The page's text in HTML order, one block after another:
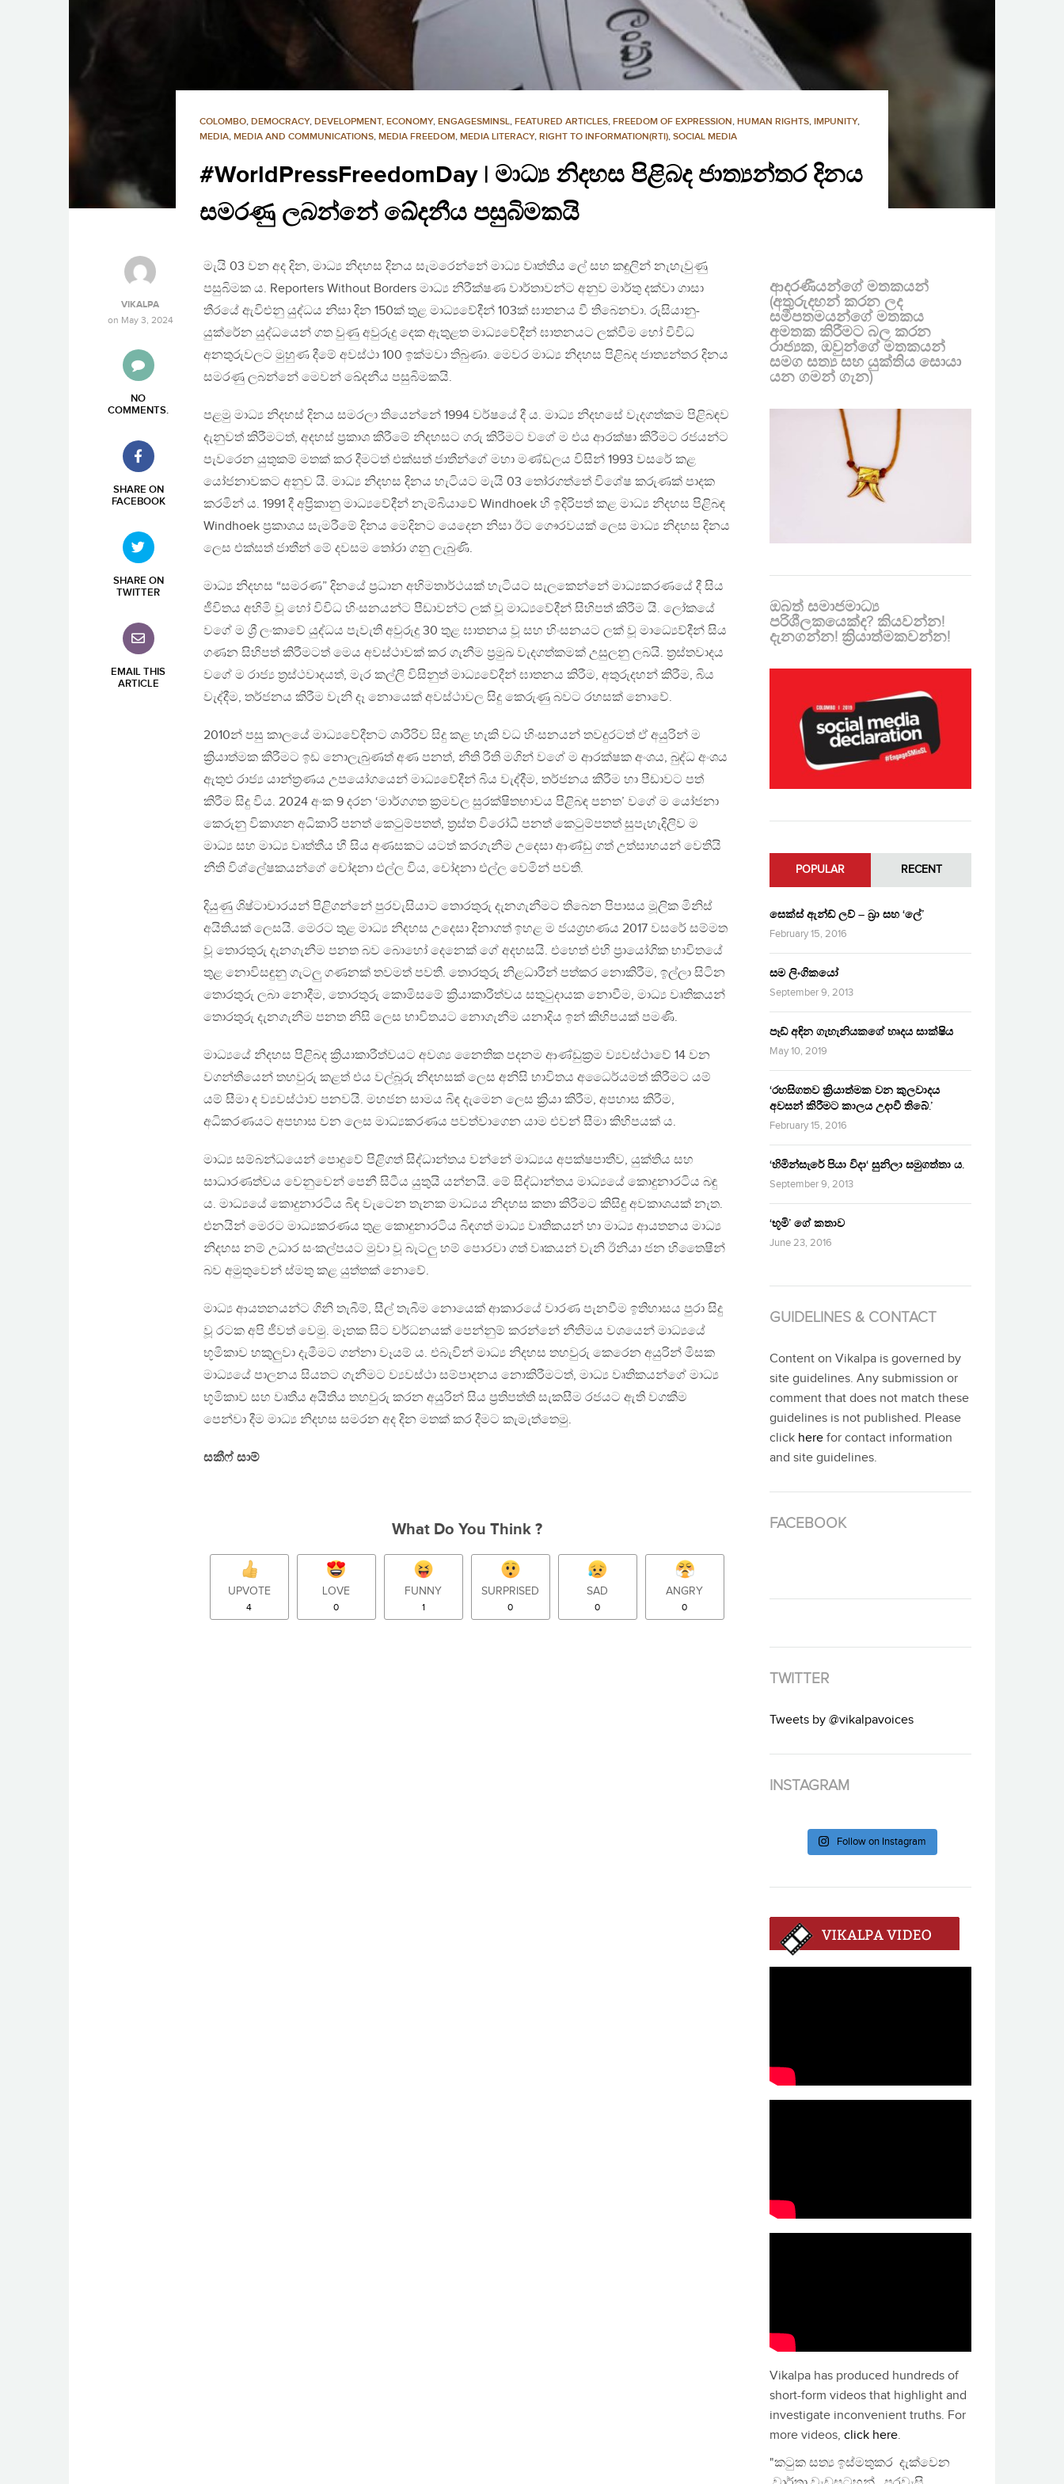
COLOMBO, DEMOCRACY, DEVELOPMENT, ECONOMY, ENGAGESMINSL, FEATURED ARTICLES, FREEDOM OF EXPRESSION, HUMAN RIGHTS, IMPUNITY,
MEDIA, MEDIA AND COMMUNICATIONS, MEDIA FREEDOM, MEDIA LITERACY, RIGHT TO INFORMATION(RTI), SOCIAL MEDIA
#WorldPressFreedomDay | මාධ්‍ය නිදහස පිළිබද ජාත්‍යන්තර දිනය
සමරණු ලබන්නේ ඛේදනීය පසුබිමකයි
VIKALPA
on May 3, 2024
NO
COMMENTS.
SHARE ON
FACEBOOK
SHARE ON
TWITTER
EMAIL THIS
ARTICLE
මැයි 03 වන අද දින, මාධ්‍ය නිදහස දිනය සැමරෙන්නේ මාධ්‍ය වෘත්තිය ලේ සහ කඳුලින් නැහැවුණු
පසුබිමක ය. Reporters Without Borders මාධ්‍ය නිරීක්ෂණ වාර්තාවන්ට අනුව මාර්තු දක්වා ගාසා
තීරයේ ඇවිළුනු යුද්ධය නිසා දින 150ක් තුළ මාධ්‍යවේදීන් 103ක් ඝාතනය වී තිබෙනවා. රුසියානු-
යුක්රේන යුද්ධයෙන් ගත වුණු අවුරුදු දෙක ඇතුළත මාධ්‍යවේදීන් ඝාතනයට ලක්වීම හෝ විවිධ
අනතුරුවලට මුහුණ දීමේ අවස්ථා 100 ඉක්මවා තිබුණා. මෙවර මාධ්‍ය නිදහස පිළිබද ජාත්‍යන්තර දිනය
සමරණු ලබන්නේ මෙවන් ඛේදනීය පසුබිමකයි.
පළමු මාධ්‍ය නිදහස් දිනය සමරලා තියෙන්නේ 1994 වර්ෂයේ දී ය. මාධ්‍ය නිදහසේ වැදගත්කම පිළිබඳව
දැනුවත් කිරීමටත්, අදහස් ප්‍රකාශ කිරීමේ නිදහසට ගරු කිරීමට වගේ ම එය ආරක්ෂා කිරීමට රජයන්ට
පැවරෙන යුතුකම් මතක් කර දීමටත් එක්සත් ජාතීන්ගේ මහා මණ්ඩලය විසින් 1993 වසරේ කළ
යෝජනාවකට අනුව යි. මාධ්‍ය නිදහස දිනය හැටියට මැයි 03 තෝරගත්තේ විශේෂ කරුණක් පාදක
කරමින් ය. 1991 දී අප්‍රිකානු මාධ්‍යවේදීන් නැම්බියාවේ Windhoek හි ඉදිරිපත් කළ මාධ්‍ය නිදහස පිළිබඳ
Windhoek ප්‍රකාශය සැමරීමේ දිනය මෙදිනට යෙදෙන නිසා ඊට ගෞරවයක් ලෙස මාධ්‍ය නිදහස දිනය
ලෙස එක්සත් ජාතීන් මේ දවසම තෝරා ගනු ලැබුණි.
මාධ්‍ය නිදහස “සමරණ” දිනයේ ප්‍රධාන අභිමතාර්ථයක් හැටියට සැලකෙන්නේ මාධ්‍යකරණයේ දී සිය
ජීවිතය අහිමි වූ හෝ විවිධ හිංසනයන්ට පීඩාවන්ට ලක් වූ මාධ්‍යවේදීන් සිහිපත් කිරීම යි. ලෝකයේ
වගේ ම ශ්‍රී ලංකාවේ යුද්ධය පැවැති අවුරුදු 30 තුළ ඝාතනය වූ සහ හිංසනයට ලක් වූ මාධ්‍යෙව්දීන් සිය
ගණන සිහිපත් කිරීමටත් මෙය අවස්ථාවක් කර ගැනීම ප්‍රමුඛ වැදගත්කමක් උසුලනු ලබයි. ත්‍රස්තවාදය
වගේ ම රාජ්‍ය ත්‍රස්ථවාදයත්, මැර කල්ලි විසිනුත් මාධ්‍යවේදීන් ඝාතනය කිරීම, අතුරුදහන් කිරීම, බිය
වැද්දීම, තර්ජනය කිරීම වැනි දෑ නොයෙක් අවස්ථාවල සිදු කෙරුණු බවට රහසක් නොවේ.
2010න් පසු කාලයේ මාධ්‍යවේදීනට ශාරීරිව සිදු කළ හැකි වධ හිංසනයන් තවදුරටත් ඒ අයුරින් ම
ක්‍රියාත්මක කිරීමට ඉඩ නොලැබුණත් අණ පනත්, නීති රීති මගින් වගේ ම ආරක්ෂක අංශය, බුද්ධ අංශය
ඇතුළු රාජ්‍ය යාන්ත්‍රණය උපයෝගයෙන් මාධ්‍යවේදීන් බිය වැද්දීම, තර්ජනය කිරීම හා පීඩාවට පත්
කිරීම සිදු විය. 2024 අංක 9 දරන ‘මාර්ගගත ක්‍රමවල සුරක්ෂිතභාවය පිළිබඳ පනත’ වගේ ම යෝජනා
කෙරුනු විකාශන අධිකාරි පනත් කෙටුම්පතත්, ත්‍රස්ත විරෝධී පනත් කෙටුම්පතත් සුපැහැදිලිව ම
මාධ්‍ය සහ මාධ්‍ය වෘත්තීය හී සිය අණසකට යටත් කරගැනීම උදෙසා ආණ්ඩු ගත් උත්සාහයන් වෙතියි
නීති විශ්ලේෂකයන්ගේ චෝදනා එල්ල විය‍, චෝදනා එල්ල වෙමින් පවතී.
දියුණු ශිෂ්ටාචාරයන් පිළිගන්නේ පුරවැසියාට තොරතුරු දැනගැනීමට තිබෙන පිපාසය මූලික මිනිස්
අයිතියක් ලෙසයි. මෙරට තුළ මාධ්‍ය නිදහස උදෙසා දිනාගත් ඉහළ ම ජයග්‍රහණය 2017 වසරේ සම්මත
වූ තොරතුරු දැනගැනීම පනත බව බොහෝ දෙනෙක් ගේ අදහසයි. එහෙත් එහි ප්‍රායෝගික භාවිතයේ
තුළ නොවිසඳුනු ගැටලු ගණනක් තවමත් පවතී. තොරතුරු නිළධාරීන් පත්කර නොකිරීම, ඉල්ලා සිටින
තොරතුරු ලබා නොදීම, තොරතුරු කොමිසමේ ක්‍රියාකාරීත්වය සතුටුදායක නොවීම, මාධ්‍ය වෘතිකයන්
තොරතුරු දැනගැනීම පනත නිසි ලෙස භාවිතයට නොගැනීම යනාදිය ඉන් කිහිපයක් පමණි.
මාධ්‍යයේ නිදහස පිළිබද ක්‍රියාකාරීත්වයට අවශ්‍ය නෛතික පදනම ආණ්ඩුක්‍රම ව්‍යවස්ථාවේ 14 වන
වගන්තියෙන් තහවුරු කළත් එය වල්බූරු නිදහසක් ලෙස අනිසි භාවිතය අධෛර්යමත් කිරීමට යම්
යම් සීමා ද ව්‍යවස්ථාව පනවයි. මහජන සාමය බිඳ දැමෙන ලෙස ක්‍රියා කිරීම, අපහාස කිරීම,
අධිකරණයට අපහාස වන ලෙස මාධ්‍යකරණය පවත්වාගෙන යාම එවන් සීමා කිහිපයක් ය.
මාධ්‍ය සම්බන්ධයෙන් පොදුවේ පිළිගත් සිද්ධාන්තය වන්නේ මාධ්‍යය අපක්ෂපාතීව, යුක්තිය සහ
සාධාරණත්වය වෙනුවෙන් පෙනී සිටීය යුතුයි යන්නයි. මේ සිද්ධාන්තය මාධ්‍යයේ කොදුනාරටිය බඳු
ය. මාධ්‍යයේ කොදුනාරටිය බිඳ වැටෙන තැනක මාධ්‍යය නිදහස කතා කිරීමට කිසිඳු අවකාශයක් නැත.
එනයින් මෙරට මාධ්‍යකරණය තුළ කොදුනාරටිය බිඳගත් මාධ්‍ය වෘතිකයන් හා මාධ්‍ය ආයතනය මාධ්‍ය
නිදහස නම් උධාර සංකල්පයට මුවා වූ බැටලු හම් පොරවා ගත් වෘකයන් වැනි ඊනියා ජන හිතෛෂීන්
බව අමුතුවෙන් ස්මතු කළ යුත්තක් නොවේ.
මාධ්‍ය ආයතනයන්ට ගිනි තැබීම්, සීල් තැබීම නොයෙක් ආකාරයේ වාරණ පැනවීම ඉතිහාසය ‍පුරා සිදු
වූ රටක අපි ජීවත් වෙමු. මෑතක සිට වර්ධනයක් පෙන්නුම් කරන්නේ නීතිමය වශයෙන් මාධ්‍යයේ
භූමිකාව හකුලුවා දැමීමට ගන්නා වෑයම් ය. එබැවින් මාධ්‍ය නිදහස තහවුරු කෙරෙන අයුරින් මිසක
මාධ්‍යයේ පාලනය සියතට ගැනීමට ව්‍යවස්ථා සම්පාදනය නොකිරීමටත්, මාධ්‍ය වෘතිකයන්ගේ මාධ්‍ය
භූමිකාව සහ වෘතීය අයිතිය තහවුරු කරන අයුරින් සිය ප්‍රතිපත්ති සැකසීම රජයට ඇති වගකීම
පෙන්වා දීම මාධ්‍ය නිදහස සමරන අද දින මතක් කර දීමට කැමැත්තෙමු.
සකීෆ් සාම්
What Do You Think ?
UPVOTE
4
LOVE
0
FUNNY
1
SURPRISED
0
SAD
0
ANGRY
0
ආදරණීයන්ගේ මතකයන්
(අතුරුදහන් කරන ලද
සමීපතමයන්ගේ මතකය
අමතක කිරීමට බල කරන
රාජ්‍යක, ඔවුන්ගේ මතකයන්
සමග සත්‍ය සහ යුක්තිය සොයා
යන ගමන් ගැන)
ඔබත් සමාජමාධ්‍ය
පරිශීලකයෙක්ද? කියවන්න!
දැනගන්න! ක්‍රියාත්මකවන්න!
POPULAR RECENT
සෙක්ස් ඇන්ඩ් ලව් – බ්‍රා සහ ‘ලේ’
February 15, 2016
සම ලිංගිකයෝ
September 9, 2013
පෑඩ් අඳින ගැහැනියකගේ හෘදය සාක්ෂිය
May 10, 2019
‘රහසිගතව ක්‍රියාත්මක වන කුලවාදය
අවසන් කිරීමට කාලය උදාවී තිබේ.’
February 15, 2016
‘හිමින්සැරේ පියා විදා‘ සුනිලා සමුගත්තා ය.
September 9, 2013
‘භූමි’ ගේ කතාව
June 23, 2016
GUIDELINES & CONTACT
Content on Vikalpa is governed by
site guidelines. Any submission or
comment that does not match these
guidelines is not published. Please
click here for contact information
and site guidelines.
FACEBOOK
TWITTER
Tweets by @vikalpavoices
INSTAGRAM
Follow on Instagram
Vikalpa has produced hundreds of
short-form videos that highlight and
investigate inconvenient truths. For
more videos, click here.
"කටුක සත්‍ය ඉස්මතුකර දැක්වෙන